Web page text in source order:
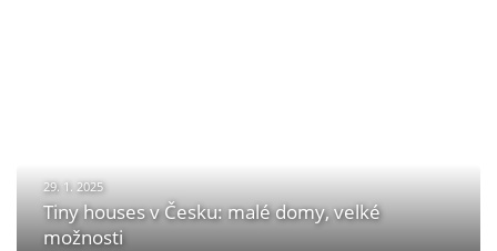
29. 1. 2025
Tiny houses v Česku: malé domy, velké
možnosti